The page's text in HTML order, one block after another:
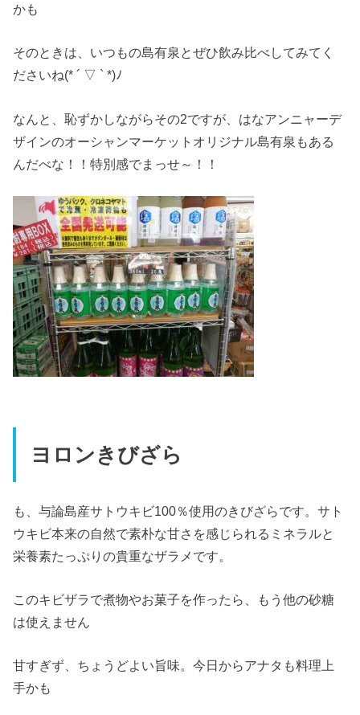
かも
そのときは、いつもの島有泉とぜひ飲み比べしてみてく
ださいね(* ´ ▽ ` *)ﾉ
なんと、恥ずかしながらその2ですが、はなアンニャーデ
ザインのオーシャンマーケットオリジナル島有泉もある
んだべな！！特別感でまっせ～！！
ヨロンきびざら
も、与論島産サトウキビ100％使用のきびざらです。サト
ウキビ本来の自然で素朴な甘さを感じられるミネラルと
栄養素たっぷりの貴重なザラメです。
このキビザラで煮物やお菓子を作ったら、もう他の砂糖
は使えません
甘すぎず、ちょうどよい旨味。今日からアナタも料理上
手かも